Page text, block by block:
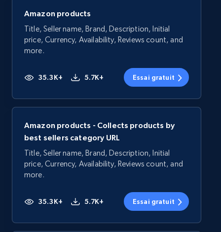
Amazon products
Title, Seller name, Brand, Description, Initial
price, Currency, Availability, Reviews count, and
more.
35.3K+ 5.7K+ Essai gratuit
Amazon products - Collects products by
best sellers category URL
Title, Seller name, Brand, Description, Initial
price, Currency, Availability, Reviews count, and
more.
35.3K+ 5.7K+ Essai gratuit